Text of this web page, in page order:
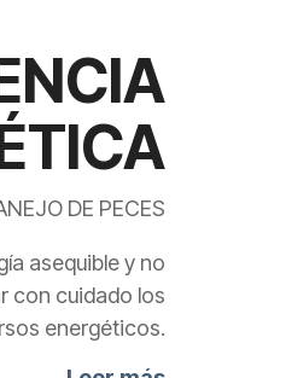
DE PECES
asequible y no
con cuidado los
energéticos.